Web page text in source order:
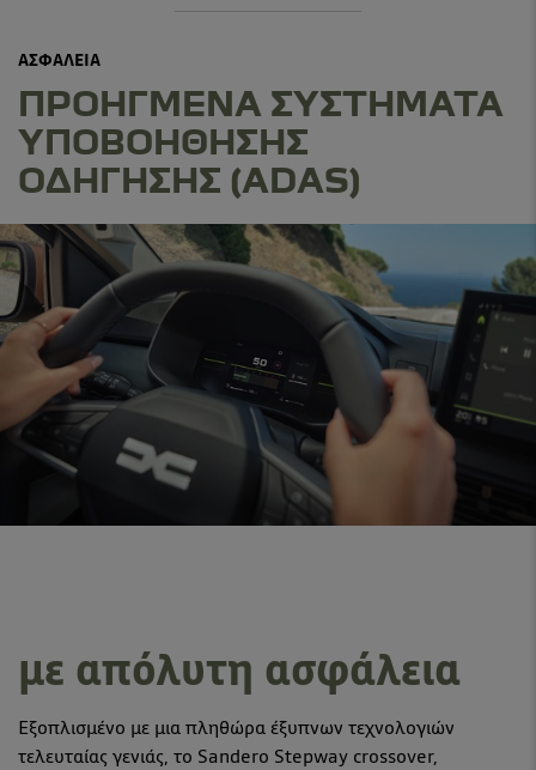
ΑΣΦΑΛΕΙΑ
ΠΡΟΗΓΜΕΝΑ ΣΥΣΤΗΜΑΤΑ
ΥΠΟΒΟΗΘΗΣΗΣ
ΟΔΗΓΗΣΗΣ (ADAS)
με απόλυτη ασφάλεια
Εξοπλισμένο με μια πληθώρα έξυπνων τεχνολογιών
τελευταίας γενιάς, το Sandero Stepway crossover,